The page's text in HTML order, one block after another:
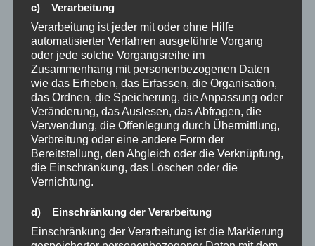
August 2022
Februar 2022
Januar 2022
Oktober 2021
September 2021
3 Jahre
21Tage Regel
c) Verarbeitung
Verarbeitung ist jeder mit oder ohne Hilfe
automatisierter Verfahren ausgeführte Vorgang
oder jede solche Vorgangsreihe im
Zusammenhang mit personenbezogenen Daten
wie das Erheben, das Erfassen, die Organisation,
das Ordnen, die Speicherung, die Anpassung oder
Veränderung, das Auslesen, das Abfragen, die
Verwendung, die Offenlegung durch Übermittlung,
Verbreitung oder eine andere Form der
Bereitstellung, den Abgleich oder die Verknüpfung,
die Einschränkung, das Löschen oder die
Vernichtung.
d) Einschränkung der Verarbeitung
Einschränkung der Verarbeitung ist die Markierung